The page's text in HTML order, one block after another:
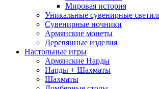
Мировая история
Уникальные сувенирные
Сувенирные ночники
Армянские монеты
Деревянные изделия
Настольные игры
Армянские Нарды
Нарды + Шахматы
Шахматы